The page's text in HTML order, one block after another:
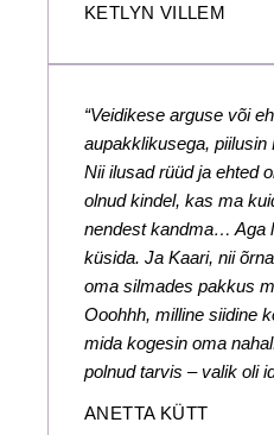
KETLYN VILLEM
“Veidikese arguse või
aupakklikusega, piilusin
Nii ilusad rüüd ja ehted
olnud kindel, kas ma
nendest kandma… Aga
küsida. Ja Kaari, nii
oma silmades pakkus
Ooohhh, milline siidine
mida kogesin oma
polnud tarvis – valik oli
ANETTA KÜTT